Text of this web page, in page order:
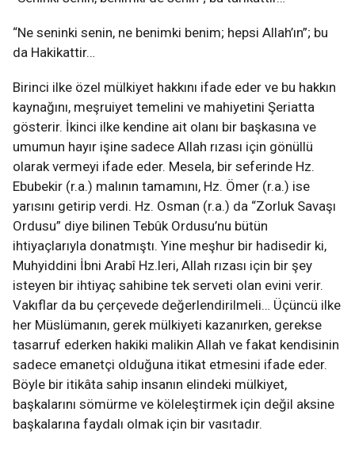
“Ne seninki senin, ne benimki benim; hepsi Allah’ın”; bu
da Hakikattir…
Birinci ilke özel mülkiyet hakkını ifade eder ve bu hakkın
kaynağını, meşruiyet temelini ve mahiyetini Şeriatta
gösterir. İkinci ilke kendine ait olanı bir başkasına ve
umumun hayır işine sadece Allah rızası için gönüllü
olarak vermeyi ifade eder. Mesela, bir seferinde Hz.
Ebubekir (r.a.) malının tamamını, Hz. Ömer (r.a.) ise
yarısını getirip verdi. Hz. Osman (r.a.) da “Zorluk Savaşı
Ordusu” diye bilinen Tebûk Ordusu’nu bütün
ihtiyaçlarıyla donatmıştı. Yine meşhur bir hadisedir ki,
Muhyiddini İbni Arabî Hz.leri, Allah rızası için bir şey
isteyen bir ihtiyaç sahibine tek serveti olan evini verir.
Vakıflar da bu çerçevede değerlendirilmeli… Üçüncü ilke
her Müslümanın, gerek mülkiyeti kazanırken, gerekse
tasarruf ederken hakiki malikin Allah ve fakat kendisinin
sadece emanetçi olduğuna itikat etmesini ifade eder.
Böyle bir itikâta sahip insanın elindeki mülkiyet,
başkalarını sömürme ve köleleştirmek için değil aksine
başkalarına faydalı olmak için bir vasıtadır.